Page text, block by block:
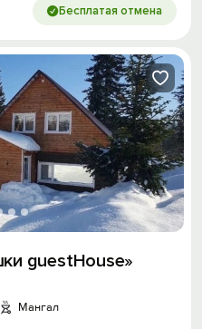
Бесплатая отмена
guestHouse»
Мангал